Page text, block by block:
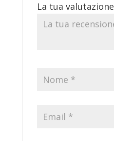
La tua valutazione